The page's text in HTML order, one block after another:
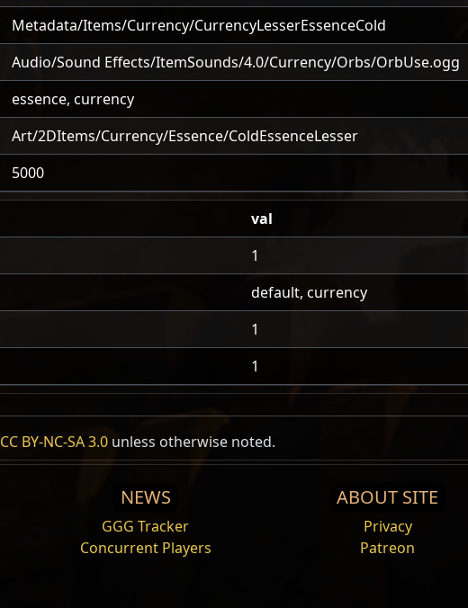
Metadata/Items/Currency/CurrencyLesserEssenceCold
Audio/Sound Effects/ItemSounds/4.0/Currency/Orbs/OrbUse.ogg
essence, currency
Art/2DItems/Currency/Essence/ColdEssenceLesser
5000
val
1
default, currency
1
1
3x 低階寒冰精髓
CC BY-NC-SA 3.0 unless otherwise noted.
NEWS
GGG Tracker
Concurrent Players
ABOUT SITE
Privacy
Patreon